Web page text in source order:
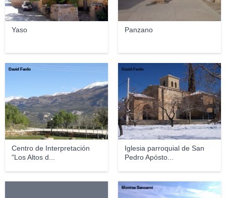
Yaso Panzano
Centro de Interpretación
"Los Altos d...
David Fanlo
Iglesia parroquial de San
Pedro Apósto...
David Fanlo
Montse Sancerni